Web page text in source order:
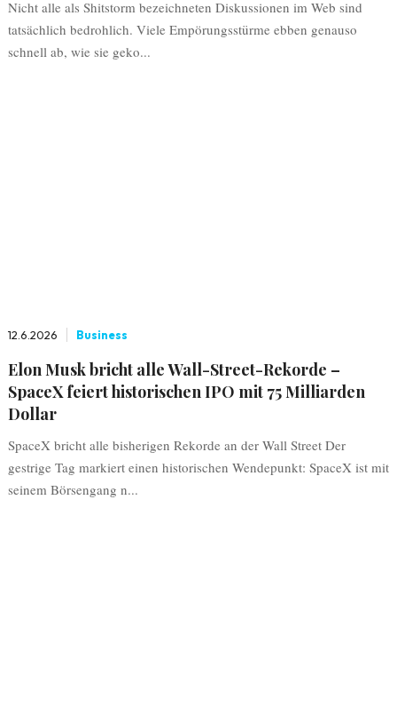
Nicht alle als Shitstorm bezeichneten Diskussionen im Web sind
tatsächlich bedrohlich. Viele Empörungsstürme ebben genauso
schnell ab, wie sie geko...
12.6.2026 Business
Elon Musk bricht alle Wall-Street-Rekorde –
SpaceX feiert historischen IPO mit 75 Milliarden
Dollar
SpaceX bricht alle bisherigen Rekorde an der Wall Street Der
gestrige Tag markiert einen historischen Wendepunkt: SpaceX ist mit
seinem Börsengang n...